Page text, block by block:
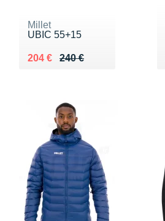
Millet
UBIC 55+15
240 €
Au lieu de 240 €
204 €
Vendu 204 €